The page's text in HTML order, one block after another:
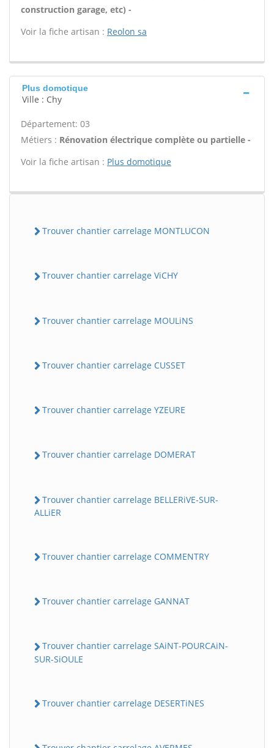
construction garage, etc) -
Voir la fiche artisan : Reolon sa
Plus domotique
Ville : Chy
Département: 03
Métiers : Rénovation électrique complète ou partielle -
Voir la fiche artisan : Plus domotique
Trouver chantier carrelage MONTLUCON
Trouver chantier carrelage ViCHY
Trouver chantier carrelage MOULiNS
Trouver chantier carrelage CUSSET
Trouver chantier carrelage YZEURE
Trouver chantier carrelage DOMERAT
Trouver chantier carrelage BELLERiVE-SUR-
ALLiER
Trouver chantier carrelage COMMENTRY
Trouver chantier carrelage GANNAT
Trouver chantier carrelage SAiNT-POURCAiN-
SUR-SiOULE
Trouver chantier carrelage DESERTiNES